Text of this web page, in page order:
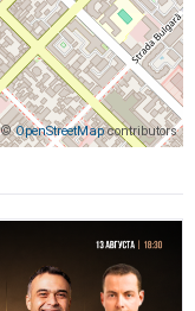
©OpenStreetMapcontributors